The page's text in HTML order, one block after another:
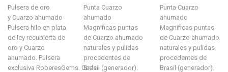
Pulsera de oro
y Cuarzo ahumado
Pulsera hilo en plata
de ley recubierta de
oro y Cuarzo
ahumado. Pulsera
exclusiva RoberesGems. Cada
Punta Cuarzo
ahumado
Magnificas puntas
de Cuarzo ahumado
naturales y pulidas
procedentes de
Brasil (generador).
Punta Cuarzo
ahumado
Magnificas puntas
de Cuarzo ahumado
naturales y pulidas
procedentes de
Brasil (generador).